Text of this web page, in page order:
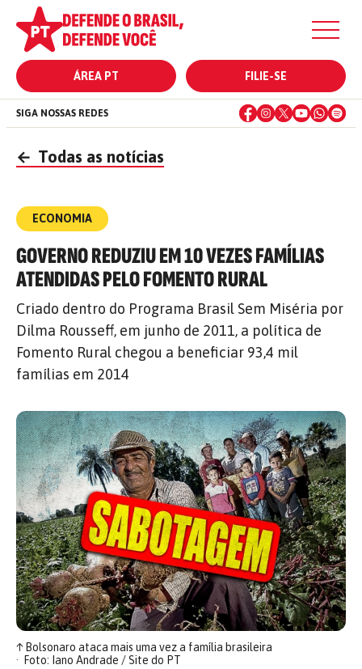
ÁREA PT FILIE-SE
SIGA NOSSAS REDES
← Todas as notícias
ECONOMIA
GOVERNO REDUZIU EM 10 VEZES FAMÍLIAS
ATENDIDAS PELO FOMENTO RURAL
Criado dentro do Programa Brasil Sem Miséria por
Dilma Rousseff, em junho de 2011, a política de
Fomento Rural chegou a beneficiar 93,4 mil
famílias em 2014
↑Bolsonaro ataca mais uma vez a família brasileira
Foto: Iano Andrade / Site do PT